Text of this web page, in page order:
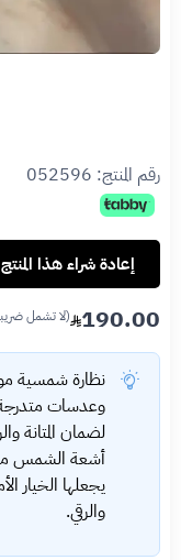
رقم المنتج: 052596
إعادة شراء هذا المنتج
190.00 (لا تشمل
نظارة شمسية
وعدسات
لضمان المتانة
أشعة الشمس مع
يجعلها الخيار
والرقي.